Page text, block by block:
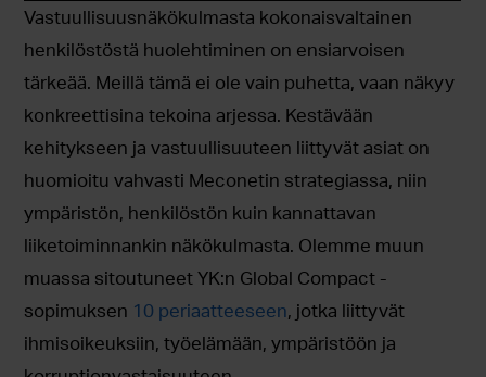
Vastuullisuusnäkökulmasta kokonaisvaltainen
henkilöstöstä huolehtiminen on ensiarvoisen
tärkeää. Meillä tämä ei ole vain puhetta, vaan näkyy
konkreettisina tekoina arjessa. Kestävään
kehitykseen ja vastuullisuuteen liittyvät asiat on
huomioitu vahvasti Meconetin strategiassa, niin
ympäristön, henkilöstön kuin kannattavan
liiketoiminnankin näkökulmasta. Olemme muun
muassa sitoutuneet YK:n Global Compact -
sopimuksen 10 periaatteeseen, jotka liittyvät
ihmisoikeuksiin, työelämään, ympäristöön ja